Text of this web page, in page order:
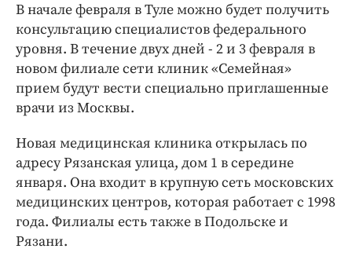
В начале февраля вТулеможно будет получить
консультацию специалистов федерального
уровня. В течение двух дней - 2 и 3 февраля в
новом филиале сети клиник «Семейная»
прием будут вести специально приглашенные
врачи изМосквы.
Новая медицинская клиника открылась по
адресу Рязанская улица, дом 1 в середине
января. Она входит в крупную сеть московских
медицинских центров, которая работает с 1998
года. Филиалы есть также вПодольскеи
Рязани.